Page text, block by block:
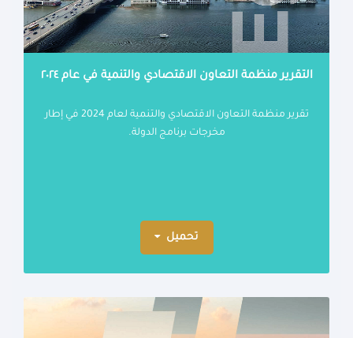
التقرير منظمة التعاون الاقتصادي والتنمية في عام ٢٠٢٤
تقرير منظمة التعاون الاقتصادي والتنمية لعام 2024 في إطار
مخرجات برنامج الدولة.
تحميل